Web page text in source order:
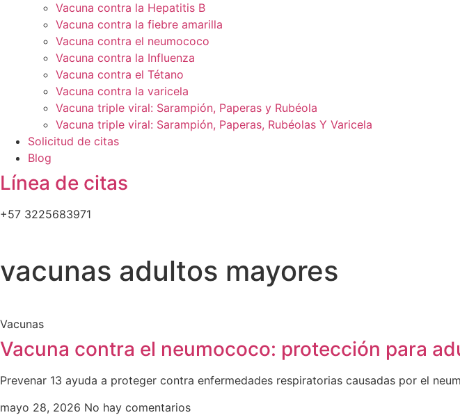
Vacuna contra la Hepatitis B
Vacuna contra la fiebre amarilla
Vacuna contra el neumococo
Vacuna contra la Influenza
Vacuna contra el Tétano
Vacuna contra la varicela
Vacuna triple viral: Sarampión, Paperas y Rubéola
Vacuna triple viral: Sarampión, Paperas, Rubéolas Y Varicela
Solicitud de citas
Blog
Línea de citas
+57 3225683971
vacunas adultos mayores
Vacunas
Vacuna contra el neumococo: protección para
Prevenar 13 ayuda a proteger contra enfermedades respiratorias causadas por el
mayo 28, 2026 No hay comentarios